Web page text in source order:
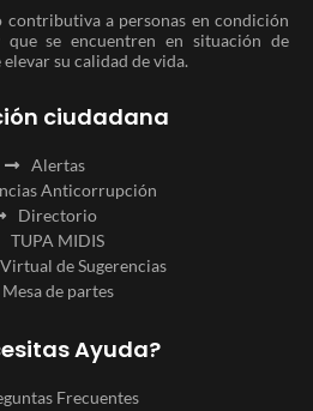
contributiva a personas en condición
que se encuentren en situación de
su calidad de vida.
ciudadana
Alertas
Anticorrupción
Directorio
TUPA MIDIS
de Sugerencias
Mesa de partes
Ayuda?
Frecuentes